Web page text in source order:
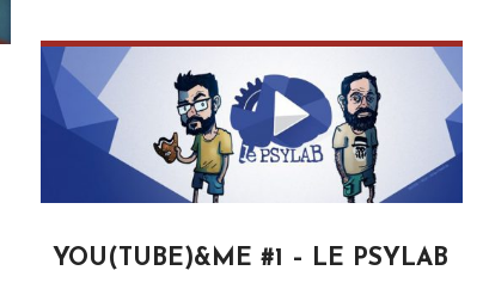
YOU(TUBE)&ME #1 – LE PSYLAB